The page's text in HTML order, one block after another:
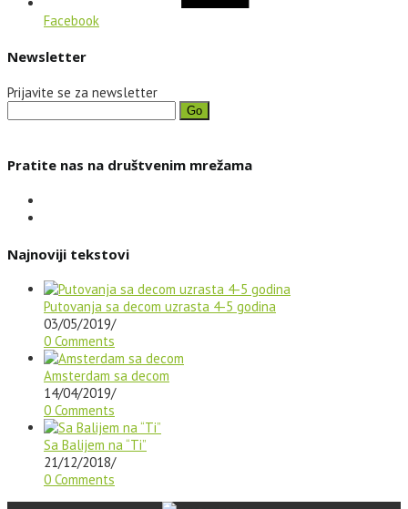
Facebook
Newsletter
Prijavite se za newsletter
Go
Pratite nas na društvenim mrežama
Najnoviji tekstovi
Putovanja sa decom uzrasta 4-5 godina
03/05/2019/
0 Comments
Amsterdam sa decom
14/04/2019/
0 Comments
Sa Balijem na “Ti”
21/12/2018/
0 Comments